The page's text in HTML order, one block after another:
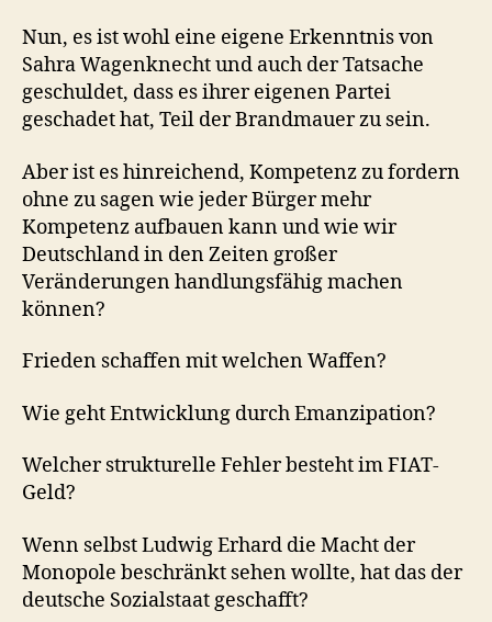
Nun, es ist wohl eine eigene Erkenntnis von
Sahra Wagenknecht und auch der Tatsache
geschuldet, dass es ihrer eigenen Partei
geschadet hat, Teil der Brandmauer zu sein.
Aber ist es hinreichend, Kompetenz zu fordern
ohne zu sagen wie jeder Bürger mehr
Kompetenz aufbauen kann und wie wir
Deutschland in den Zeiten großer
Veränderungen handlungsfähig machen
können?
Frieden schaffen mit welchen Waffen?
Wie geht Entwicklung durch Emanzipation?
Welcher strukturelle Fehler besteht im FIAT-
Geld?
Wenn selbst Ludwig Erhard die Macht der
Monopole beschränkt sehen wollte, hat das der
deutsche Sozialstaat geschafft?